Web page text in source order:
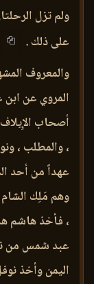
ولم تزل
على ذلك .
والمعروف
المروي عن
أصحاب
، والمطلب ،
عهداً من أحد
وهم مَلِك
، فأخذ هاشم
عبد شمس من
اليمن وأخذ